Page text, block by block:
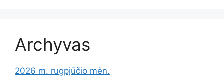
Archyvas
2026 m. rugpjūčio mėn.